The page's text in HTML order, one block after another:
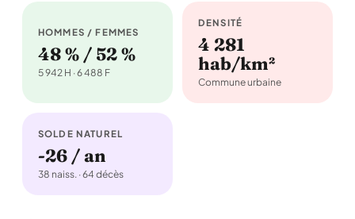
HOMMES / FEMMES
48 % / 52 %
5 942 H · 6 488 F
DENSITÉ
4 281
hab/km²
Commune urbaine
SOLDE NATUREL
-26 / an
38 naiss. · 64 décès